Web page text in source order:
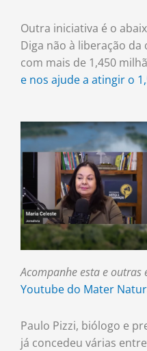
Outra iniciativa é o
Diga não à liberação da
com mais de 1,450
e nos ajude a atingir o
Acompanhe esta e outras
Youtube do Mater
Paulo Pizzi, biólogo e
já concedeu várias